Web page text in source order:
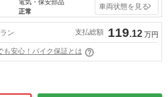
正常
車両状態を見る
ン 支払総額 119.12 万円
も安心！バイク保証とは